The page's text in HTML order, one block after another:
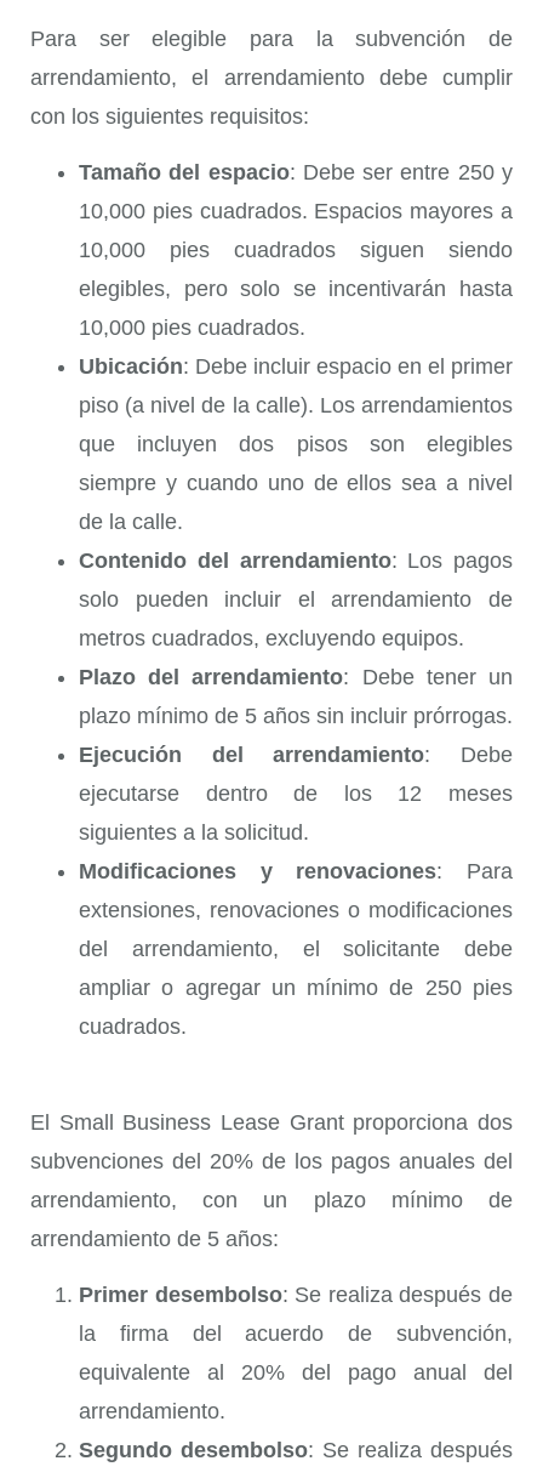
Para ser elegible para la subvención de
arrendamiento, el arrendamiento debe cumplir
con los siguientes requisitos:
Tamaño del espacio: Debe ser entre 250 y
10,000 pies cuadrados. Espacios mayores a
10,000 pies cuadrados siguen siendo
elegibles, pero solo se incentivarán hasta
10,000 pies cuadrados.
Ubicación: Debe incluir espacio en el primer
piso (a nivel de la calle). Los arrendamientos
que incluyen dos pisos son elegibles
siempre y cuando uno de ellos sea a nivel
de la calle.
Contenido del arrendamiento: Los pagos
solo pueden incluir el arrendamiento de
metros cuadrados, excluyendo equipos.
Plazo del arrendamiento: Debe tener un
plazo mínimo de 5 años sin incluir prórrogas.
Ejecución del arrendamiento: Debe
ejecutarse dentro de los 12 meses
siguientes a la solicitud.
Modificaciones y renovaciones: Para
extensiones, renovaciones o modificaciones
del arrendamiento, el solicitante debe
ampliar o agregar un mínimo de 250 pies
cuadrados.
El Small Business Lease Grantproporciona dos
subvenciones del 20% de los pagos anuales del
arrendamiento, con un plazo mínimo de
arrendamiento de 5 años:
Primer desembolso: Se realiza después de
la firma del acuerdo de subvención,
equivalente al 20% del pago anual del
arrendamiento.
Segundo desembolso: Se realiza después